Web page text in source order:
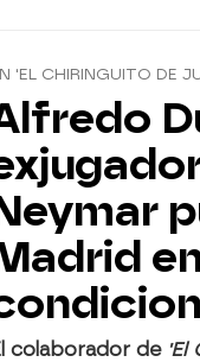
'EL CHIRINGUITO DE
colaborador de 'El